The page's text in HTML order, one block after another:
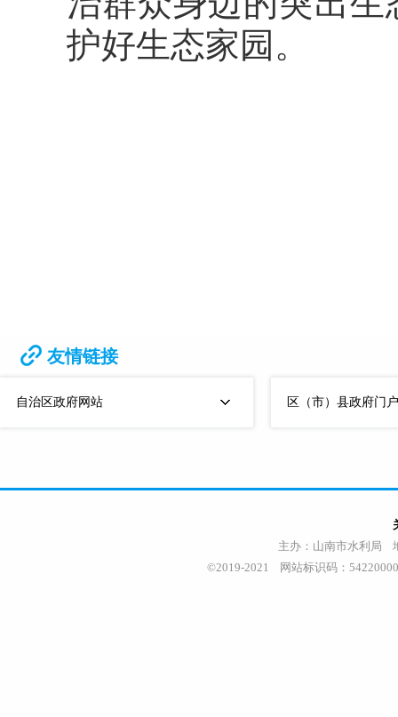
护好生态家园。
友情链接
自治区政府网站 区（市）县政府门
主办：山南市水利局
©2019-2021 网站标识码：